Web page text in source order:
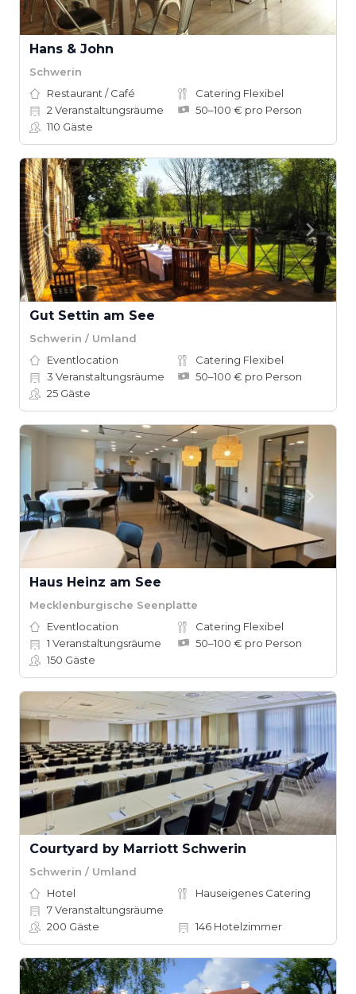
Hans & John
Schwerin
Restaurant / Café
Catering Flexibel
2 Veranstaltungsräume
50–100 € pro Person
110 Gäste
Gut Settin am See
Schwerin / Umland
Eventlocation
Catering Flexibel
3 Veranstaltungsräume
50–100 € pro Person
25 Gäste
Haus Heinz am See
Mecklenburgische Seenplatte
Eventlocation
Catering Flexibel
1 Veranstaltungsräume
50–100 € pro Person
150 Gäste
Courtyard by Marriott Schwerin
Schwerin / Umland
Hotel
Hauseigenes Catering
7Veranstaltungsräume
200 Gäste 146 Hotelzimmer